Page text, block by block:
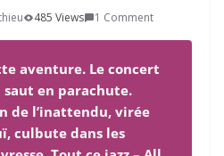
485 Views 1 Comment
aventure. Le concert
saut en parachute.
de l’inattendu, virée
culbute dans les